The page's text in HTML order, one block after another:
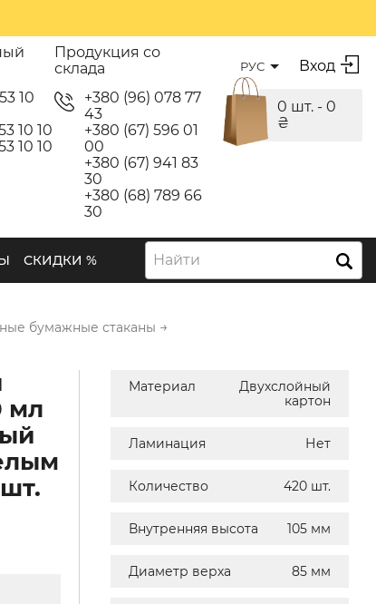
10
10 10
10 10
Продукция со
склада
+380 (96) 078 77
43
+380 (67) 596 01
00
+380 (67) 941 83
30
+380 (68) 789 66
30
РУС Вход
0 шт. - 0
₴
СКИДКИ % Найти
бумажные стаканы →
мл
Материал
Двухслойный
картон
Ламинация Нет
Количество 420 шт.
Внутренняя высота 105 мм
Диаметр верха 85 мм